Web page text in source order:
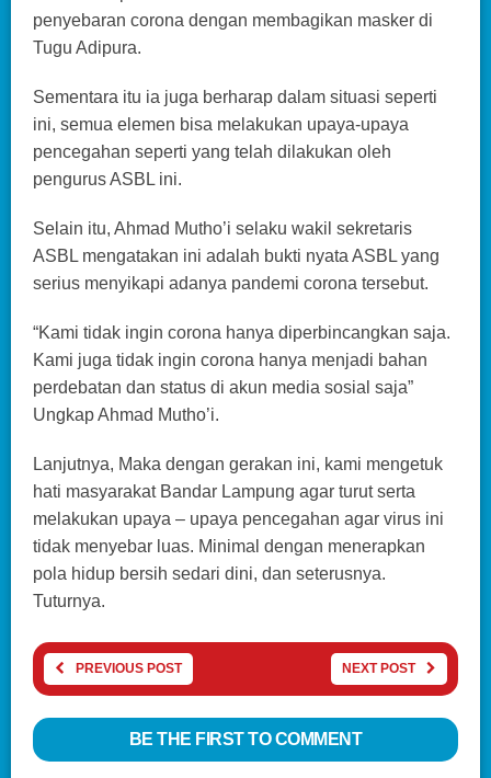
penyebaran corona dengan membagikan masker di
Tugu Adipura.
Sementara itu ia juga berharap dalam situasi seperti
ini, semua elemen bisa melakukan upaya-upaya
pencegahan seperti yang telah dilakukan oleh
pengurus ASBL ini.
Selain itu, Ahmad Mutho’i selaku wakil sekretaris
ASBL mengatakan ini adalah bukti nyata ASBL yang
serius menyikapi adanya pandemi corona tersebut.
“Kami tidak ingin corona hanya diperbincangkan saja.
Kami juga tidak ingin corona hanya menjadi bahan
perdebatan dan status di akun media sosial saja”
Ungkap Ahmad Mutho’i.
Lanjutnya, Maka dengan gerakan ini, kami mengetuk
hati masyarakat Bandar Lampung agar turut serta
melakukan upaya – upaya pencegahan agar virus ini
tidak menyebar luas. Minimal dengan menerapkan
pola hidup bersih sedari dini, dan seterusnya.
Tuturnya.‌
PREVIOUS POST NEXT POST
BE THE FIRST TO COMMENT